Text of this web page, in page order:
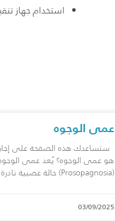
استخدام جهاز
عمى الوجوه
ستساعدك هذه الصفحة على
هو عمى الوجوه؟ يُعد عمى
(Prosopagnosia) حالة عصبية نادرة يفقد فيها
03/09/2025